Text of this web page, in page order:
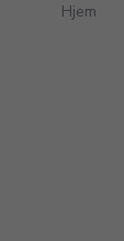
Hjem